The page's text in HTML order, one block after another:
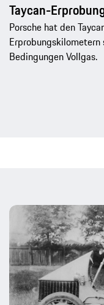
Taycan-
Porsche hat den
Bedingungen Vollgas.